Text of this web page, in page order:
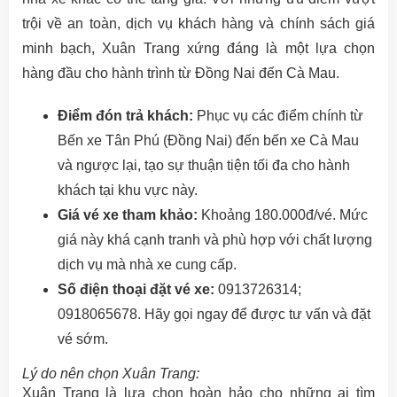
trội về an toàn, dịch vụ khách hàng và chính sách giá
minh bạch, Xuân Trang xứng đáng là một lựa chọn
hàng đầu cho hành trình từ Đồng Nai đến Cà Mau.
Điểm đón trả khách: Phục vụ các điểm chính từ
Bến xe Tân Phú (Đồng Nai) đến bến xe Cà Mau
và ngược lại, tạo sự thuận tiện tối đa cho hành
khách tại khu vực này.
Giá vé xe tham khảo: Khoảng 180.000đ/vé. Mức
giá này khá cạnh tranh và phù hợp với chất lượng
dịch vụ mà nhà xe cung cấp.
Số điện thoại đặt vé xe: 0913726314;
0918065678. Hãy gọi ngay để được tư vấn và đặt
vé sớm.
Lý do nên chọn Xuân Trang:
Xuân Trang là lựa chọn hoàn hảo cho những ai tìm